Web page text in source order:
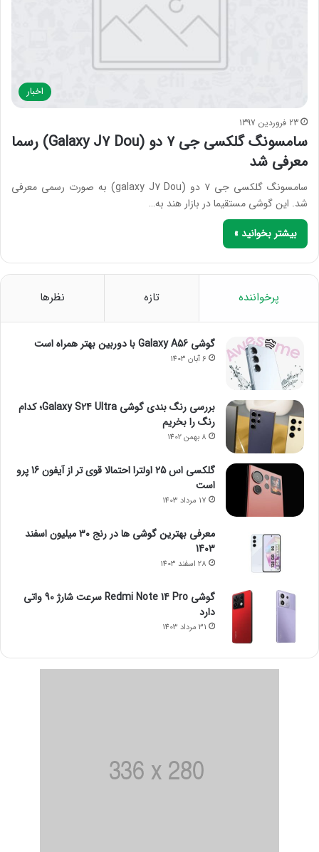
اخبار
23 فروردین 1397
سامسونگ گلکسی جی ۷ دو (Galaxy J7 Dou) رسما
معرفی شد
سامسونگ گلکسی جی ۷ دو (galaxy J7 Dou) به صورت رسمی معرفی
شد. این گوشی مستقیما در بازار هند به…
بیشتر بخوانید »
پرخواننده تازه نظرها
گوشی Galaxy A56 با دوربین بهتر همراه است
6 آبان 1403
بررسی رنگ بندی گوشی Galaxy S24 Ultra؛ کدام
رنگ را بخریم
8 بهمن 1402
گلکسی اس 25 اولترا احتمالا قوی تر از آیفون 16 پرو
است
17 مرداد 1403
معرفی بهترین گوشی ها در رنج ۳۰ میلیون اسفند
1403
28 اسفند 1403
گوشی Redmi Note 14 Pro سرعت شارژ 90 واتی
دارد
31 مرداد 1403